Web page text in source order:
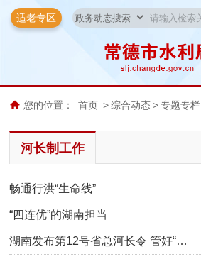
适老专区
您的位置： 首页 > 综合动态 > 专题专栏
河长制工作
畅通行洪“生命线”
“四连优”的湖南担当
湖南发布第12号省总河长令 管好“…